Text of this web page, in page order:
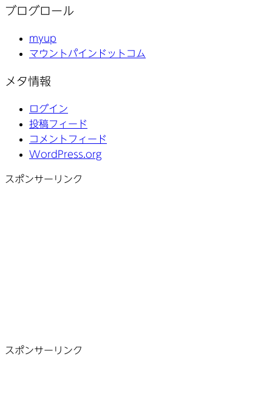
ブログロール
myup
マウントパインドットコム
メタ情報
ログイン
投稿フィード
コメントフィード
WordPress.org
スポンサーリンク
スポンサーリンク